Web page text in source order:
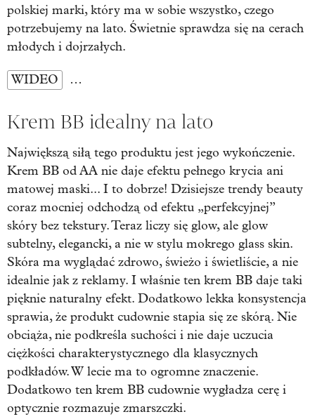
polskiej marki, który ma w sobie wszystko, czego
potrzebujemy na lato. Świetnie sprawdza się na cerach
młodych i dojrzałych.
WIDEO …
Krem BB idealny na lato
Największą siłą tego produktu jest jego wykończenie.
Krem BB od AA nie daje efektu pełnego krycia ani
matowej maski... I to dobrze! Dzisiejsze trendy beauty
coraz mocniej odchodzą od efektu „perfekcyjnej”
skóry bez tekstury. Teraz liczy się glow, ale glow
subtelny, elegancki, a nie w stylu mokrego glass skin.
Skóra ma wyglądać zdrowo, świeżo i świetliście, a nie
idealnie jak z reklamy. I właśnie ten krem BB daje taki
pięknie naturalny efekt. Dodatkowo lekka konsystencja
sprawia, że produkt cudownie stapia się ze skórą. Nie
obciąża, nie podkreśla suchości i nie daje uczucia
ciężkości charakterystycznego dla klasycznych
podkładów. W lecie ma to ogromne znaczenie.
Dodatkowo ten krem BB cudownie wygładza cerę i
optycznie rozmazuje zmarszczki.